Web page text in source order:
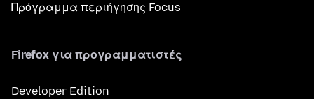
Πρόγραμμα περιήγησης Focus
Firefox για προγραμματιστές
Developer Edition